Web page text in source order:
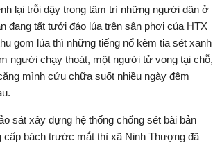
lại trỗi dậy trong tâm trí những người dân ở
đang tất tưởi đảo lúa trên sân phơi của HTX
gom lúa thì những tiếng nổ kèm tia sét xanh
người chạy thoát, một người tử vong tại chỗ,
mình cứu chữa suốt nhiều ngày đêm
sát xây dựng hệ thống chống sét bài bản
cấp bách trước mắt thì xã Ninh Thượng đã